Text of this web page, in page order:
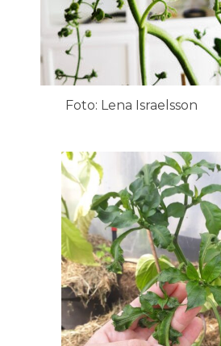
Foto: Lena Israelsson